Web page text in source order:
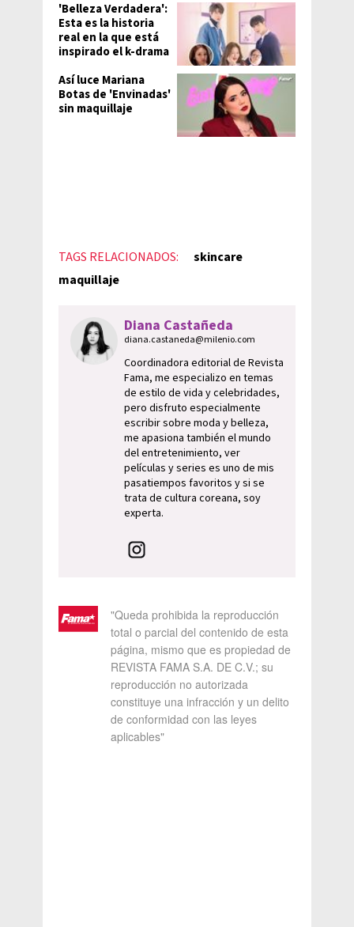
'Belleza Verdadera':
Esta es la historia
real en la que está
inspirado el k-drama
Así luce Mariana
Botas de 'Envinadas'
sin maquillaje
TAGS RELACIONADOS:
skincare
maquillaje
Diana Castañeda
diana.castaneda@milenio.com
Coordinadora editorial de Revista
Fama, me especializo en temas
de estilo de vida y celebridades,
pero disfruto especialmente
escribir sobre moda y belleza,
me apasiona también el mundo
del entretenimiento, ver
películas y series es uno de mis
pasatiempos favoritos y si se
trata de cultura coreana, soy
experta.
"Queda prohibida la reproducción
total o parcial del contenido de esta
página, mismo que es propiedad de
REVISTA FAMA S.A. DE C.V.; su
reproducción no autorizada
constituye una infracción y un delito
de conformidad con las leyes
aplicables"